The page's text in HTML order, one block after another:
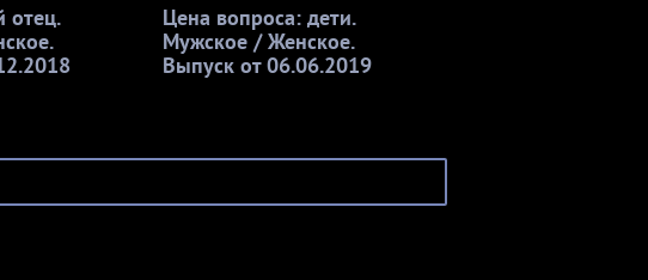
отец.
Цена вопроса: дети.
Мужское / Женское.
Выпуск от 06.06.2019